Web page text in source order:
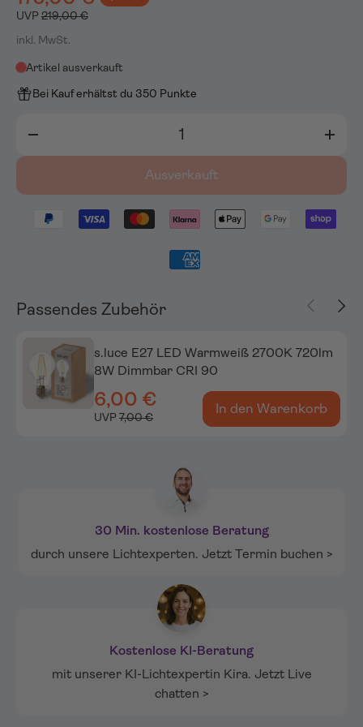
UVP 219,00 €
inkl. MwSt.
Artikel ausverkauft
Bei Kauf erhältst du 350 Punkte
+
Ausverkauft
Passendes Zubehör Vorherige
s.luce E27 LED Warmweiß 2700K 720lm
8W Dimmbar CRI 90
6,00 €
UVP 7,00 €
In den Warenkorb
30 Min. kostenlose Beratung
durch unsere Lichtexperten. Jetzt Termin buchen >
Kostenlose KI-Beratung
mit unserer KI-Lichtexpertin Kira. Jetzt Live
chatten >